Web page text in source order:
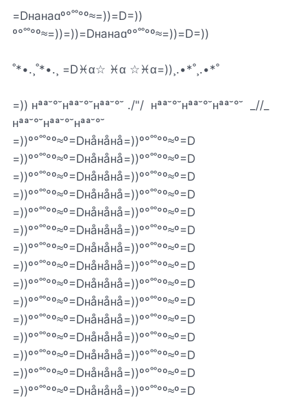
=Dнaнaɑº°˚˚°º≈=))=D=))‎​
º°˚˚°º≈=))=))=Dнaнaɑº°˚˚°º≈=))=D=))
˚*•.¸˚*•.¸ =D♓α☆ ♓α ☆♓α=))¸.•*˚¸.•*˚
=)) нªª˘°˘нªª˘°˘нªª˘°˘ ./"/ ‎​‎​‎​‎​‎​ нªª˘°˘нªª˘°˘нªª˘°˘ ‎​ _//_
нªª˘°˘нªª˘°˘нªª˘°˘
=))º°˚˚°º≈º=Dнåнåнå=))º°˚˚°º≈º=D
‎​=))º°˚˚°º≈º=Dнåнåнå=))º°˚˚°º≈º=D
‎​=))º°˚˚°º≈º=Dнåнåнå=))º°˚˚°º≈º=D
‎​=))º°˚˚°º≈º=Dнåнåнå=))º°˚˚°º≈º=D
‎​=))º°˚˚°º≈º=Dнåнåнå=))º°˚˚°º≈º=D
‎​=))º°˚˚°º≈º=Dнåнåнå=))º°˚˚°º≈º=D
‎​=))º°˚˚°º≈º=Dнåнåнå=))º°˚˚°º≈º=D
‎​=))º°˚˚°º≈º=Dнåнåнå=))º°˚˚°º≈º=D
‎​=))º°˚˚°º≈º=Dнåнåнå=))º°˚˚°º≈º=D
‎​=))º°˚˚°º≈º=Dнåнåнå=))º°˚˚°º≈º=D
‎​=))º°˚˚°º≈º=Dнåнåнå=))º°˚˚°º≈º=D
‎​=))º°˚˚°º≈º=Dнåнåнå=))º°˚˚°º≈º=D
‎​=))º°˚˚°º≈º=Dнåнåнå=))º°˚˚°º≈º=D
‎​=))º°˚˚°º≈º=Dнåнåнå=))º°˚˚°º≈º=D
‎​=))º°˚˚°º≈º=Dнåнåнå=))º°˚˚°º≈º=D